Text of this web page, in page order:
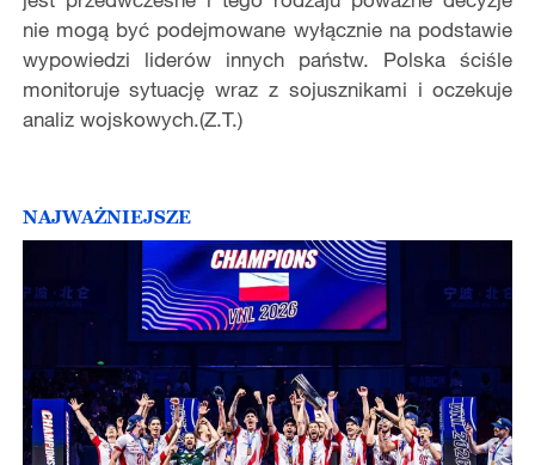
nie mogą być podejmowane wyłącznie na podstawie
wypowiedzi liderów innych państw. Polska ściśle
monitoruje sytuację wraz z sojusznikami i oczekuje
analiz wojskowych.(Z.T.)
NAJWAŻNIEJSZE